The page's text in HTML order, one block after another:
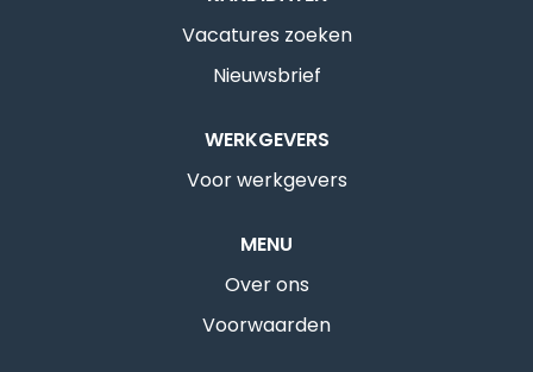
Vacatures zoeken
Nieuwsbrief
WERKGEVERS
Voor werkgevers
MENU
Over ons
Voorwaarden